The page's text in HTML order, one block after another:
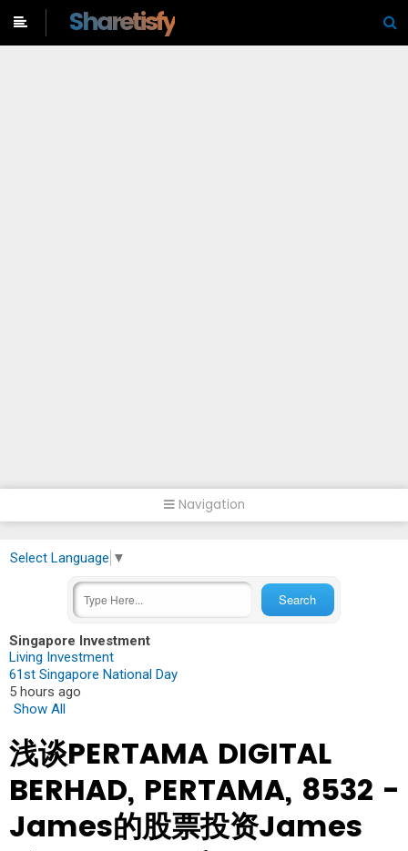
Sharetisfy
Navigation
Select Language ▼
Singapore Investment
Living Investment
61st Singapore National Day
5 hours ago
Show All
浅谈PERTAMA DIGITAL
BERHAD, PERTAMA, 8532 -
James的股票投资James